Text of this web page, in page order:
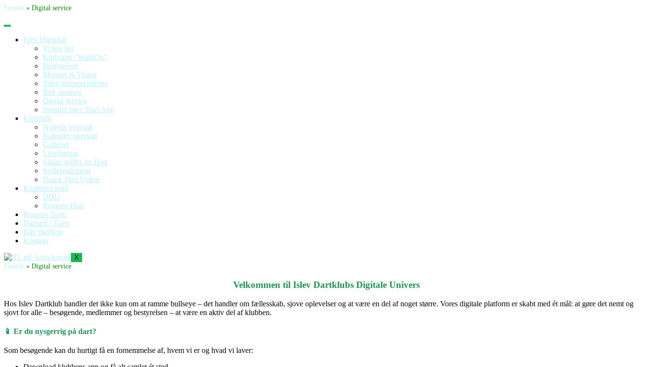
Forside » Digital service
Islev Dartklub
Vi bor her
Klubsang “WalkOn”
Bestyrelsen
Mission & Vision
Titler gennem tiderne
Bliv sponsor
Digital service
Installer Islev Dart App
KlubInfo
Nyheds oversigt
Kalender oversigt
Galleriet
LiveStream
Sådan spiller du Dart
Spillereglement
Dansk Dart Union
Klubbens hold
DDU
Regions Dart
Regions Turn.
Dartspil / Træn
Bliv medlem
Kontakt
X
Forside » Digital service
Velkommen til Islev Dartklubs Digitale Univers
Hos Islev Dartklub handler det ikke kun om at ramme bullseye – det handler om fællesskab, sjove oplevelser og at være en del af noget større. Vores digitale platform er skabt med ét mål: at gøre det nemt og
sjovt for alle – besøgende, medlemmer og bestyrelsen – at være en aktiv del af klubben.
📱 Er du nysgerrig på dart?
Som besøgende kan du hurtigt få en fornemmelse af, hvem vi er og hvad vi laver: